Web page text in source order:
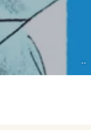
--